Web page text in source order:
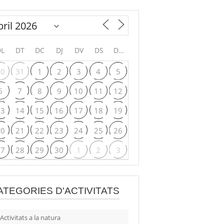
DT DC DJ DV DS DG
31 1 2 3 4
5
7 8 9 10 11
12
14 15 16 17 18
19
21 22 23 24 25
26
28 29 30 1 2 3
D'ACTIVITATS
Activitats a la natura